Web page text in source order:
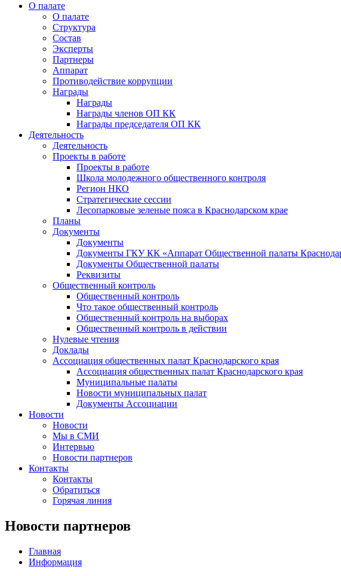
О палате
О палате
Структура
Состав
Эксперты
Партнеры
Аппарат
Противодействие коррупции
Награды
Награды
Награды членов ОП КК
Награды председателя ОП КК
Деятельность
Деятельность
Проекты в работе
Проекты в работе
Школа молодежного общественного контроля
Регион НКО
Стратегические сессии
Лесопарковые зеленые пояса в Краснодарском крае
Планы
Документы
Документы
Документы ГКУ КК «Аппарат Общественной палаты
Документы Общественной палаты
Реквизиты
Общественный контроль
Общественный контроль
Что такое общественный контроль
Общественный контроль на выборах
Общественный контроль в действии
Нулевые чтения
Доклады
Ассоциация общественных палат Краснодарского края
Ассоциация общественных палат Краснодарского края
Муниципальные палаты
Новости муниципальных палат
Документы Ассоциации
Новости
Новости
Мы в СМИ
Интервью
Новости партнеров
Контакты
Контакты
Обратиться
Горячая линия
Новости партнеров
Главная
Информация